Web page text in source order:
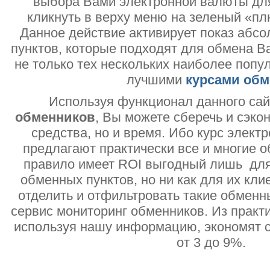
кликнуть в верху меню на зеленый
Данное действие активирует показ
пунктов, которые подходят для обмена
не только тех нескольких наиболее
лучшими курсами
Используя функционал данного
обменников, Вы можете сберечь и
средства, но и время. Ибо курс
предлагают практически все и многие
правило имеет ROI выгодный лишь
обменных пунктов, но ни как для их
отделить и отфильтровать такие
сервис мониторинг обменников. Из
используя нашу информацию, экономят
от 3 до 9%.